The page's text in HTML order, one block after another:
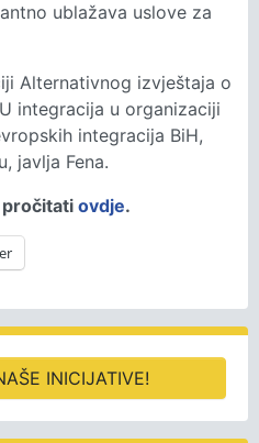
ublažava uslove za
Alternativnog izvještaja o
integracija u organizaciji
integracija BiH,
javlja Fena.
ovdje.
INICIJATIVE!